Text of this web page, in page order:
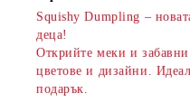
Squishy Dumpling –
деца!
Открийте меки и
цветове и дизайни.
подарък.